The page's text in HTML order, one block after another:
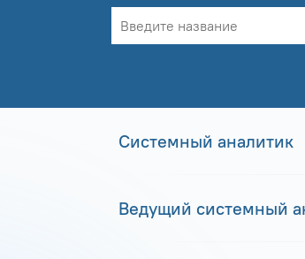
Системный аналитик
Ведущий системный